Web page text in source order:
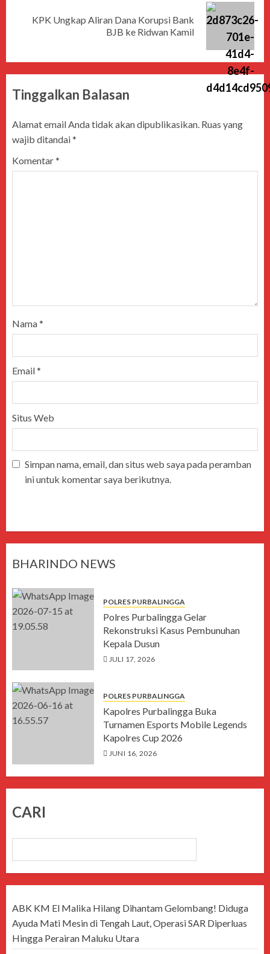
KPK Ungkap Aliran Dana Korupsi Bank
BJB ke Ridwan Kamil
Tinggalkan Balasan
Alamat email Anda tidak akan dipublikasikan. Ruas yang
wajib ditandai*
Komentar*
Nama*
Email*
Situs Web
Simpan nama, email, dan situs web saya pada peramban
ini untuk komentar saya berikutnya.
BHARINDO NEWS
POLRES PURBALINGGA
Polres Purbalingga Gelar
Rekonstruksi Kasus Pembunuhan
Kepala Dusun
JULI 17, 2026
POLRES PURBALINGGA
Kapolres Purbalingga Buka
Turnamen Esports Mobile Legends
Kapolres Cup 2026
JUNI 16, 2026
CARI
ABK KM El Malika Hilang Dihantam Gelombang! Diduga
Ayuda Mati Mesin di Tengah Laut, Operasi SAR Diperluas
Hingga Perairan Maluku Utara